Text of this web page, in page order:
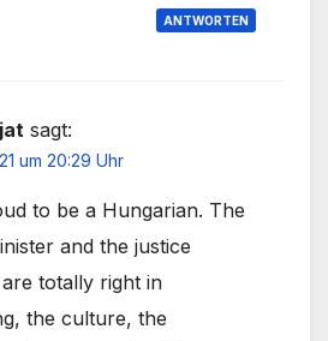
ANTWORTEN
sagt:
um 20:29 Uhr
to be a Hungarian. The
and the justice
totally right in
the culture, the